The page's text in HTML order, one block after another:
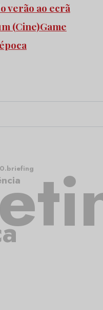
verão ao ecrã
(Cine)Game